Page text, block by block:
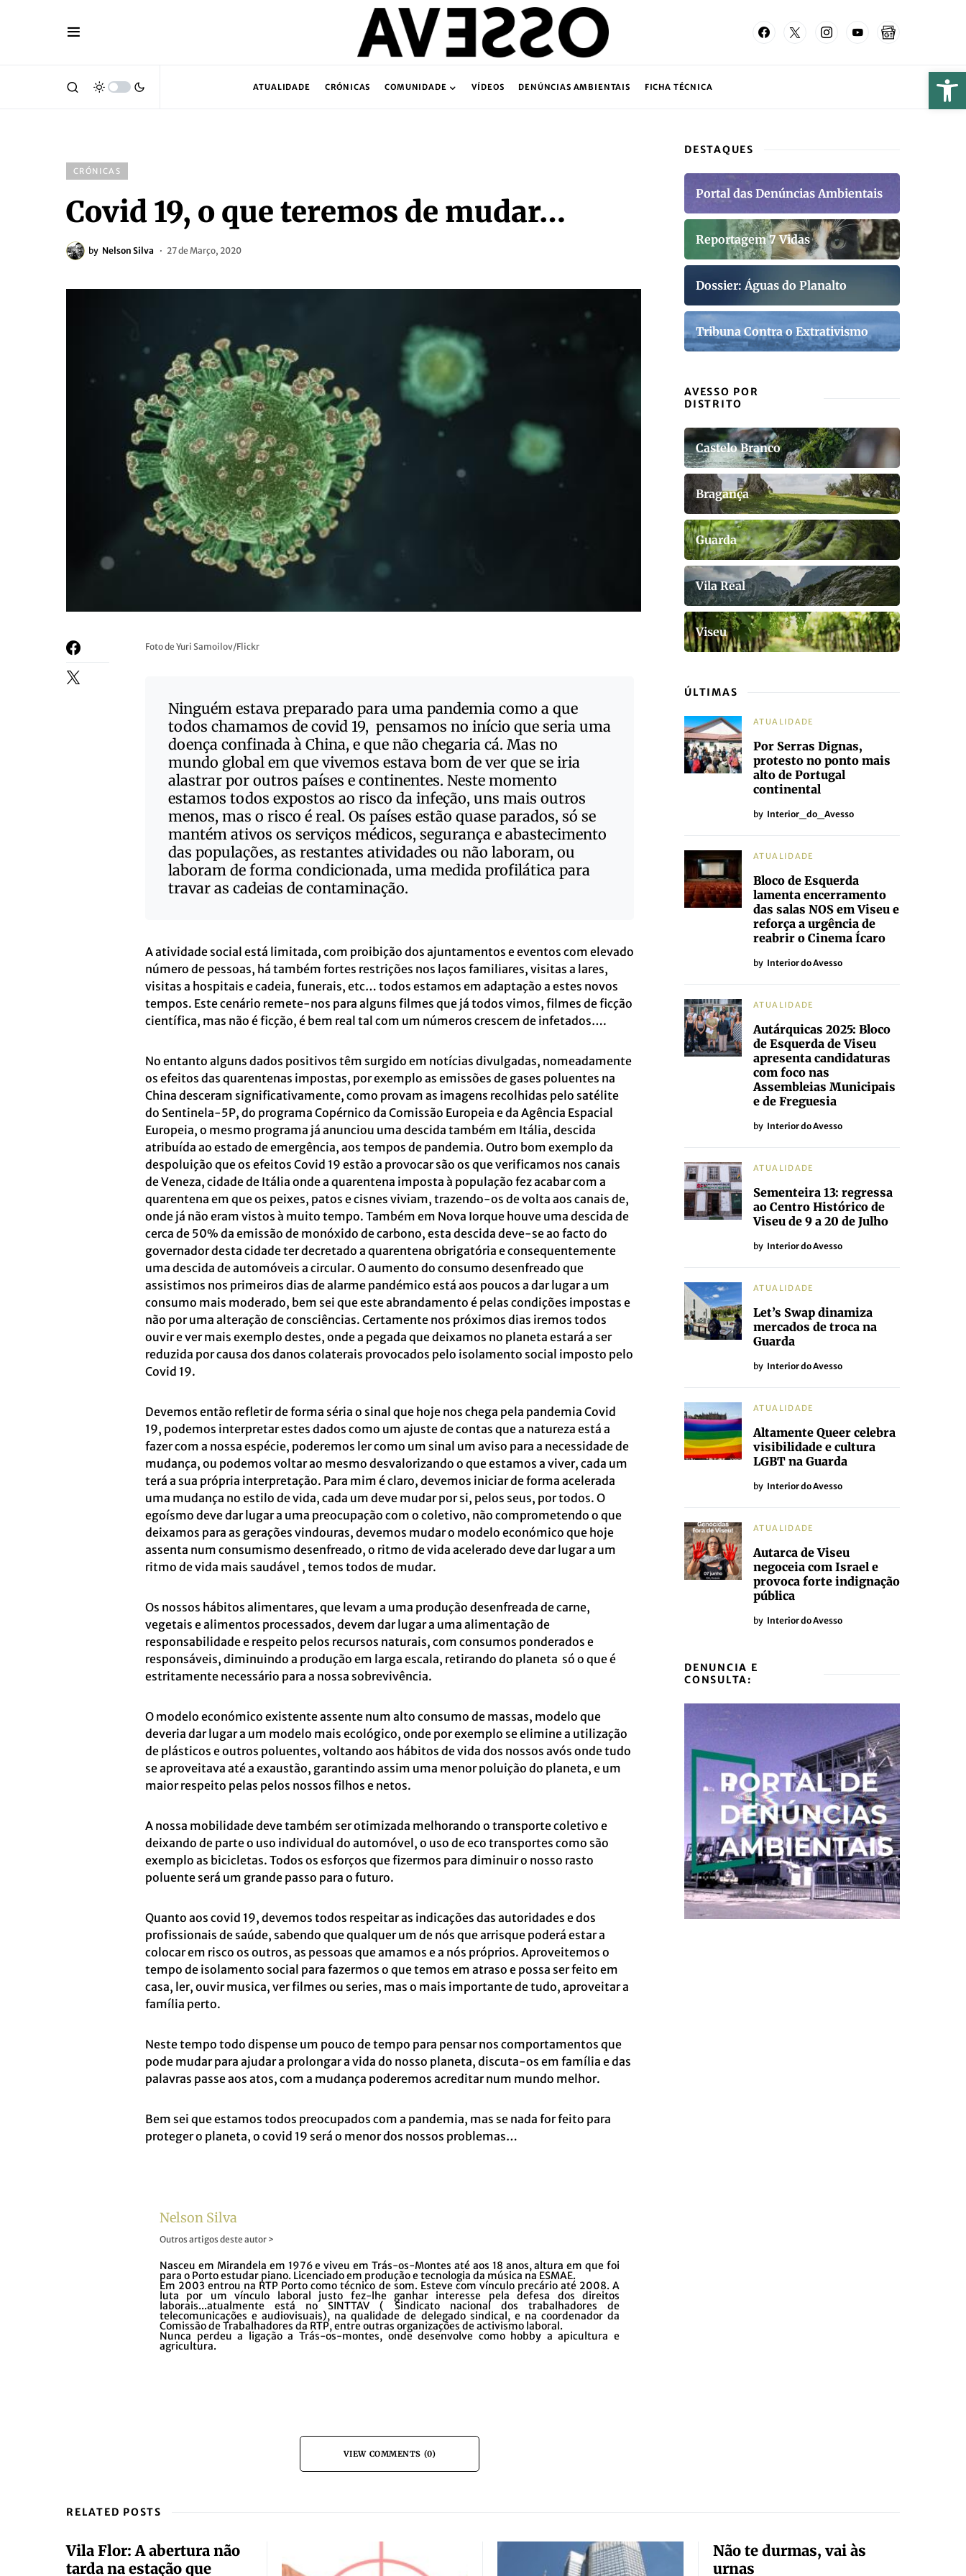
ATUALIDADE CRÓNICAS COMUNIDADE VÍDEOS DENÚNCIAS AMBIENTAIS FICHA TÉCNICA
CRÓNICAS
Covid 19, o que teremos de mudar…
by Nelson Silva 27 de Março, 2020
Foto de Yuri Samoilov/Flickr
Ninguém estava preparado para uma pandemia como a que
todos chamamos de covid 19, pensamos no início que seria uma
doença confinada à China, e que não chegaria cá. Mas no
mundo global em que vivemos estava bom de ver que se iria
alastrar por outros países e continentes. Neste momento
estamos todos expostos ao risco da infeção, uns mais outros
menos, mas o risco é real. Os países estão quase parados, só se
mantém ativos os serviços médicos, segurança e abastecimento
das populações, as restantes atividades ou não laboram, ou
laboram de forma condicionada, uma medida profilática para
travar as cadeias de contaminação.
A atividade social está limitada, com proibição dos ajuntamentos e eventos com elevado
número de pessoas, há também fortes restrições nos laços familiares, visitas a lares,
visitas a hospitais e cadeia, funerais, etc… todos estamos em adaptação a estes novos
tempos. Este cenário remete-nos para alguns filmes que já todos vimos, filmes de ficção
científica, mas não é ficção, é bem real tal com um números crescem de infetados….
No entanto alguns dados positivos têm surgido em notícias divulgadas, nomeadamente
os efeitos das quarentenas impostas, por exemplo as emissões de gases poluentes na
China desceram significativamente, como provam as imagens recolhidas pelo satélite
do Sentinela-5P, do programa Copérnico da Comissão Europeia e da Agência Espacial
Europeia, o mesmo programa já anunciou uma descida também em Itália, descida
atribuída ao estado de emergência, aos tempos de pandemia. Outro bom exemplo da
despoluição que os efeitos Covid 19 estão a provocar são os que verificamos nos canais
de Veneza, cidade de Itália onde a quarentena imposta à população fez acabar com a
quarentena em que os peixes, patos e cisnes viviam, trazendo-os de volta aos canais de,
onde já não eram vistos à muito tempo. Também em Nova Iorque houve uma descida de
cerca de 50% da emissão de monóxido de carbono, esta descida deve-se ao facto do
governador desta cidade ter decretado a quarentena obrigatória e consequentemente
uma descida de automóveis a circular. O aumento do consumo desenfreado que
assistimos nos primeiros dias de alarme pandémico está aos poucos a dar lugar a um
consumo mais moderado, bem sei que este abrandamento é pelas condições impostas e
não por uma alteração de consciências. Certamente nos próximos dias iremos todos
ouvir e ver mais exemplo destes, onde a pegada que deixamos no planeta estará a ser
reduzida por causa dos danos colaterais provocados pelo isolamento social imposto pelo
Covid 19.
Devemos então refletir de forma séria o sinal que hoje nos chega pela pandemia Covid
19, podemos interpretar estes dados como um ajuste de contas que a natureza está a
fazer com a nossa espécie, poderemos ler como um sinal um aviso para a necessidade de
mudança, ou podemos voltar ao mesmo desvalorizando o que estamos a viver, cada um
terá a sua própria interpretação. Para mim é claro, devemos iniciar de forma acelerada
uma mudança no estilo de vida, cada um deve mudar por si, pelos seus, por todos. O
egoísmo deve dar lugar a uma preocupação com o coletivo, não comprometendo o que
deixamos para as gerações vindouras, devemos mudar o modelo económico que hoje
assenta num consumismo desenfreado, o ritmo de vida acelerado deve dar lugar a um
ritmo de vida mais saudável , temos todos de mudar.
Os nossos hábitos alimentares, que levam a uma produção desenfreada de carne,
vegetais e alimentos processados, devem dar lugar a uma alimentação de
responsabilidade e respeito pelos recursos naturais, com consumos ponderados e
responsáveis, diminuindo a produção em larga escala, retirando do planeta só o que é
estritamente necessário para a nossa sobrevivência.
O modelo económico existente assente num alto consumo de massas, modelo que
deveria dar lugar a um modelo mais ecológico, onde por exemplo se elimine a utilização
de plásticos e outros poluentes, voltando aos hábitos de vida dos nossos avós onde tudo
se aproveitava até a exaustão, garantindo assim uma menor poluição do planeta, e um
maior respeito pelas pelos nossos filhos e netos.
A nossa mobilidade deve também ser otimizada melhorando o transporte coletivo e
deixando de parte o uso individual do automóvel, o uso de eco transportes como são
exemplo as bicicletas. Todos os esforços que fizermos para diminuir o nosso rasto
poluente será um grande passo para o futuro.
Quanto aos covid 19, devemos todos respeitar as indicações das autoridades e dos
profissionais de saúde, sabendo que qualquer um de nós que arrisque poderá estar a
colocar em risco os outros, as pessoas que amamos e a nós próprios. Aproveitemos o
tempo de isolamento social para fazermos o que temos em atraso e possa ser feito em
casa, ler, ouvir musica, ver filmes ou series, mas o mais importante de tudo, aproveitar a
família perto.
Neste tempo todo dispense um pouco de tempo para pensar nos comportamentos que
pode mudar para ajudar a prolongar a vida do nosso planeta, discuta-os em família e das
palavras passe aos atos, com a mudança poderemos acreditar num mundo melhor.
Bem sei que estamos todos preocupados com a pandemia, mas se nada for feito para
proteger o planeta, o covid 19 será o menor dos nossos problemas…
Nelson Silva
Outros artigos deste autor >
Nasceu em Mirandela em 1976 e viveu em Trás-os-Montes até aos 18 anos, altura em que foi
para o Porto estudar piano. Licenciado em produção e tecnologia da música na ESMAE.
Em 2003 entrou na RTP Porto como técnico de som. Esteve com vínculo precário até 2008. A
luta por um vínculo laboral justo fez-lhe ganhar interesse pela defesa dos direitos
laborais...atualmente está no SINTTAV ( Sindicato nacional dos trabalhadores de
telecomunicações e audiovisuais), na qualidade de delegado sindical, e na coordenador da
Comissão de Trabalhadores da RTP, entre outras organizações de activismo laboral.
Nunca perdeu a ligação a Trás-os-montes, onde desenvolve como hobby a apicultura e
agricultura.
VIEW COMMENTS (0)
DESTAQUES
Portal das Denúncias Ambientais
Reportagem 7 Vidas
Dossier: Águas do Planalto
Tribuna Contra o Extrativismo
AVESSO POR
DISTRITO
Castelo Branco
Bragança
Guarda
Vila Real
Viseu
ÚLTIMAS
ATUALIDADE
Por Serras Dignas,
protesto no ponto mais
alto de Portugal
continental
by Interior_do_Avesso
ATUALIDADE
Bloco de Esquerda
lamenta encerramento
das salas NOS em Viseu e
reforça a urgência de
reabrir o Cinema Ícaro
by Interior do Avesso
ATUALIDADE
Autárquicas 2025: Bloco
de Esquerda de Viseu
apresenta candidaturas
com foco nas
Assembleias Municipais
e de Freguesia
by Interior do Avesso
ATUALIDADE
Sementeira 13: regressa
ao Centro Histórico de
Viseu de 9 a 20 de Julho
by Interior do Avesso
ATUALIDADE
Let’s Swap dinamiza
mercados de troca na
Guarda
by Interior do Avesso
ATUALIDADE
Altamente Queer celebra
visibilidade e cultura
LGBT na Guarda
by Interior do Avesso
ATUALIDADE
Autarca de Viseu
negoceia com Israel e
provoca forte indignação
pública
by Interior do Avesso
DENUNCIA E
CONSULTA:
RELATED POSTS
Vila Flor: A abertura não
tarda na estação que
Não te durmas, vai às
urnas